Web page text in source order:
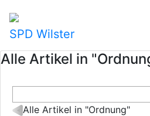
SPD Wilster
Alle Artikel in
Alle Artikel in "Ordnung"